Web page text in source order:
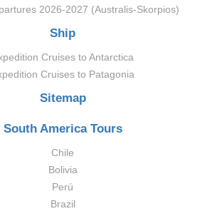
2026-2027 (Australis-Skorpios)
Ship
Cruises to Antarctica
Cruises to Patagonia
Sitemap
South America Tours
Chile
Bolivia
Perú
Brazil